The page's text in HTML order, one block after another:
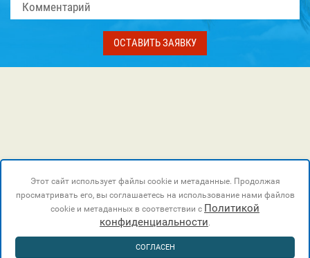
ОСТАВИТЬ ЗАЯВКУ
Этот сайт использует файлы cookie и метаданные. Продолжая
просматривать его, вы соглашаетесь на использование нами файлов
cookie и метаданных в соответствии с Политикой
конфиденциальности.
СОГЛАСЕН